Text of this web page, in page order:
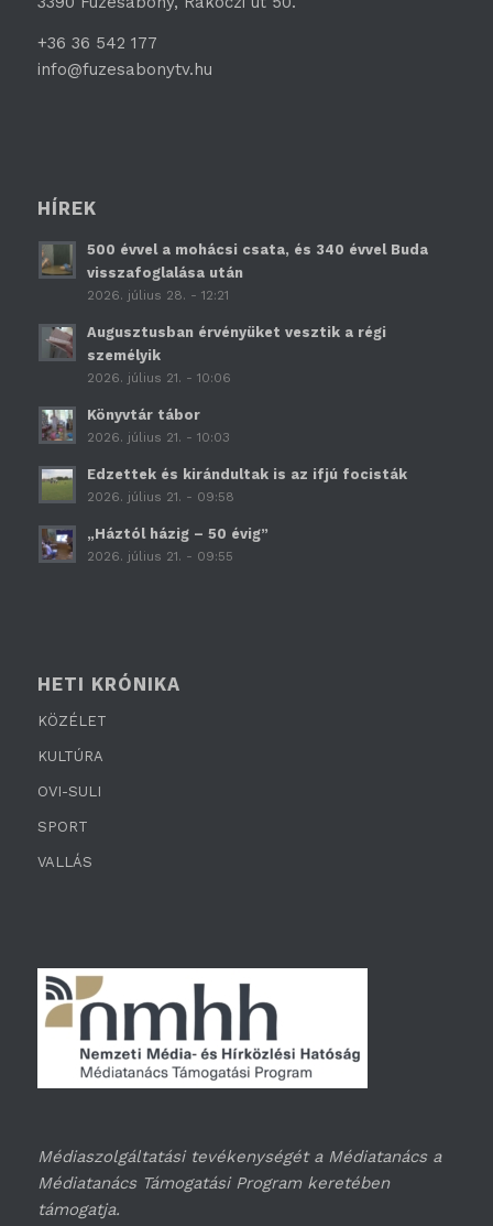
+36 36 542 177
info@fuzesabonytv.hu
HÍREK
500 évvel a mohácsi csata, és 340 évvel Buda
visszafoglalása után
2026. július 28. - 12:21
Augusztusban érvényüket vesztik a régi
személyik
2026. július 21. - 10:06
Könyvtár tábor
2026. július 21. - 10:03
Edzettek és kirándultak is az ifjú focisták
2026. július 21. - 09:58
„Háztól házig – 50 évig”
2026. július 21. - 09:55
HETI KRÓNIKA
KÖZÉLET
KULTÚRA
OVI-SULI
SPORT
VALLÁS
Médiaszolgáltatási tevékenységét a Médiatanács a
Médiatanács Támogatási Program keretében
támogatja.